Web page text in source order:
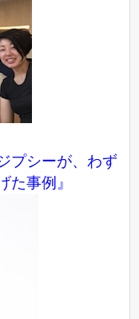
プシーが、わず
た事例』